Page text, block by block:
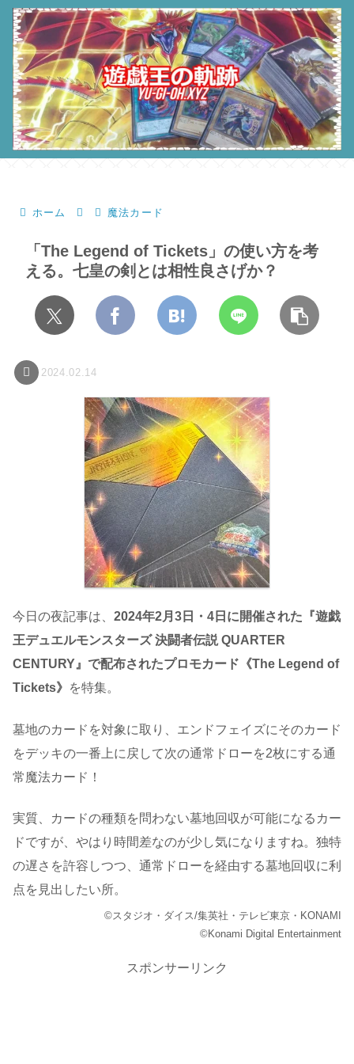
ホーム 魔法カード
「The Legend of Tickets」の使い方を考
える。七皇の剣とは相性良さげか？
2024.02.14
今日の夜記事は、 2024年2月3日・4日に開催された『遊戯
王デュエルモンスターズ 決闘者伝説 QUARTER
CENTURY』で配布されたプロモカード《The Legend of
Tickets》 を特集。
墓地のカードを対象に取り、エンドフェイズにそのカード
をデッキの一番上に戻して次の通常ドローを2枚にする通
常魔法カード！
実質、カードの種類を問わない墓地回収が可能になるカー
ドですが、やはり時間差なのが少し気になりますね。独特
の遅さを許容しつつ、通常ドローを経由する墓地回収に利
点を見出したい所。
©スタジオ・ダイス/集英社・テレビ東京・KONAMI
©Konami Digital Entertainment
スポンサーリンク